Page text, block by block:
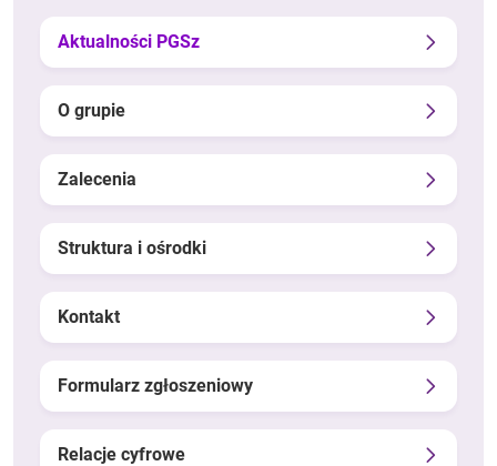
Aktualności PGSz
O grupie
Zalecenia
Struktura i ośrodki
Kontakt
Formularz zgłoszeniowy
Relacje cyfrowe